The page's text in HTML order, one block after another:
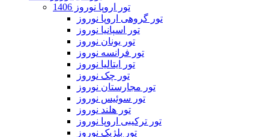
تور اروپا نوروز 1406
تور گروهی اروپا نوروز
تور اسپانیا نوروز
تور یونان نوروز
تور فرانسه نوروز
تور ایتالیا نوروز
تور چک نوروز
تور مجارستان نوروز
تور سوئیس نوروز
تور هلند نوروز
تور ترکیبی اروپا نوروز
تور بلژیک نوروز